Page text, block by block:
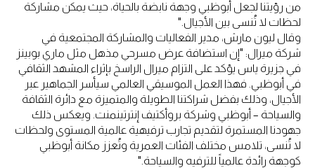
من رؤيتنا لجعل أبوظبي وجهة نابضة بالحياة، حيث يمكن مشاركة
لحظات لا تُنسى بين الأجيال."
وقال ليون مارش، مدير الفعاليات والمشاركة المجتمعية في
شركة ميرال: "إن استضافة عرض مسرحي مذهل مثل ماري بوبينز
في جزيرة ياس يؤكد على التزام ميرال الراسخ بإثراء المشهد الثقافي
في أبوظبي. فهذا العمل الموسيقي العالمي سيأسر الجماهير عبر
الأجيال، وذلك بفضل شراكتنا الطويلة والمتميزة مع دائرة الثقافة
والسياحة – أبوظبي وشركة بروأكتيف إنترتينمنت. ويعكس ذلك
جهودنا المستمرة لتقديم تجارب ترفيهية عالمية المستوى ولحظات
لا تُنسى، تلامس مختلف الفئات العمرية وتُعزز مكانة أبوظبي
كوجهة رائدة عالمياً للترفيه والسياحة."